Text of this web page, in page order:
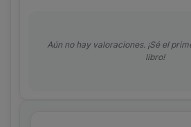
Aún no hay valoraciones. ¡Sé el
libro!